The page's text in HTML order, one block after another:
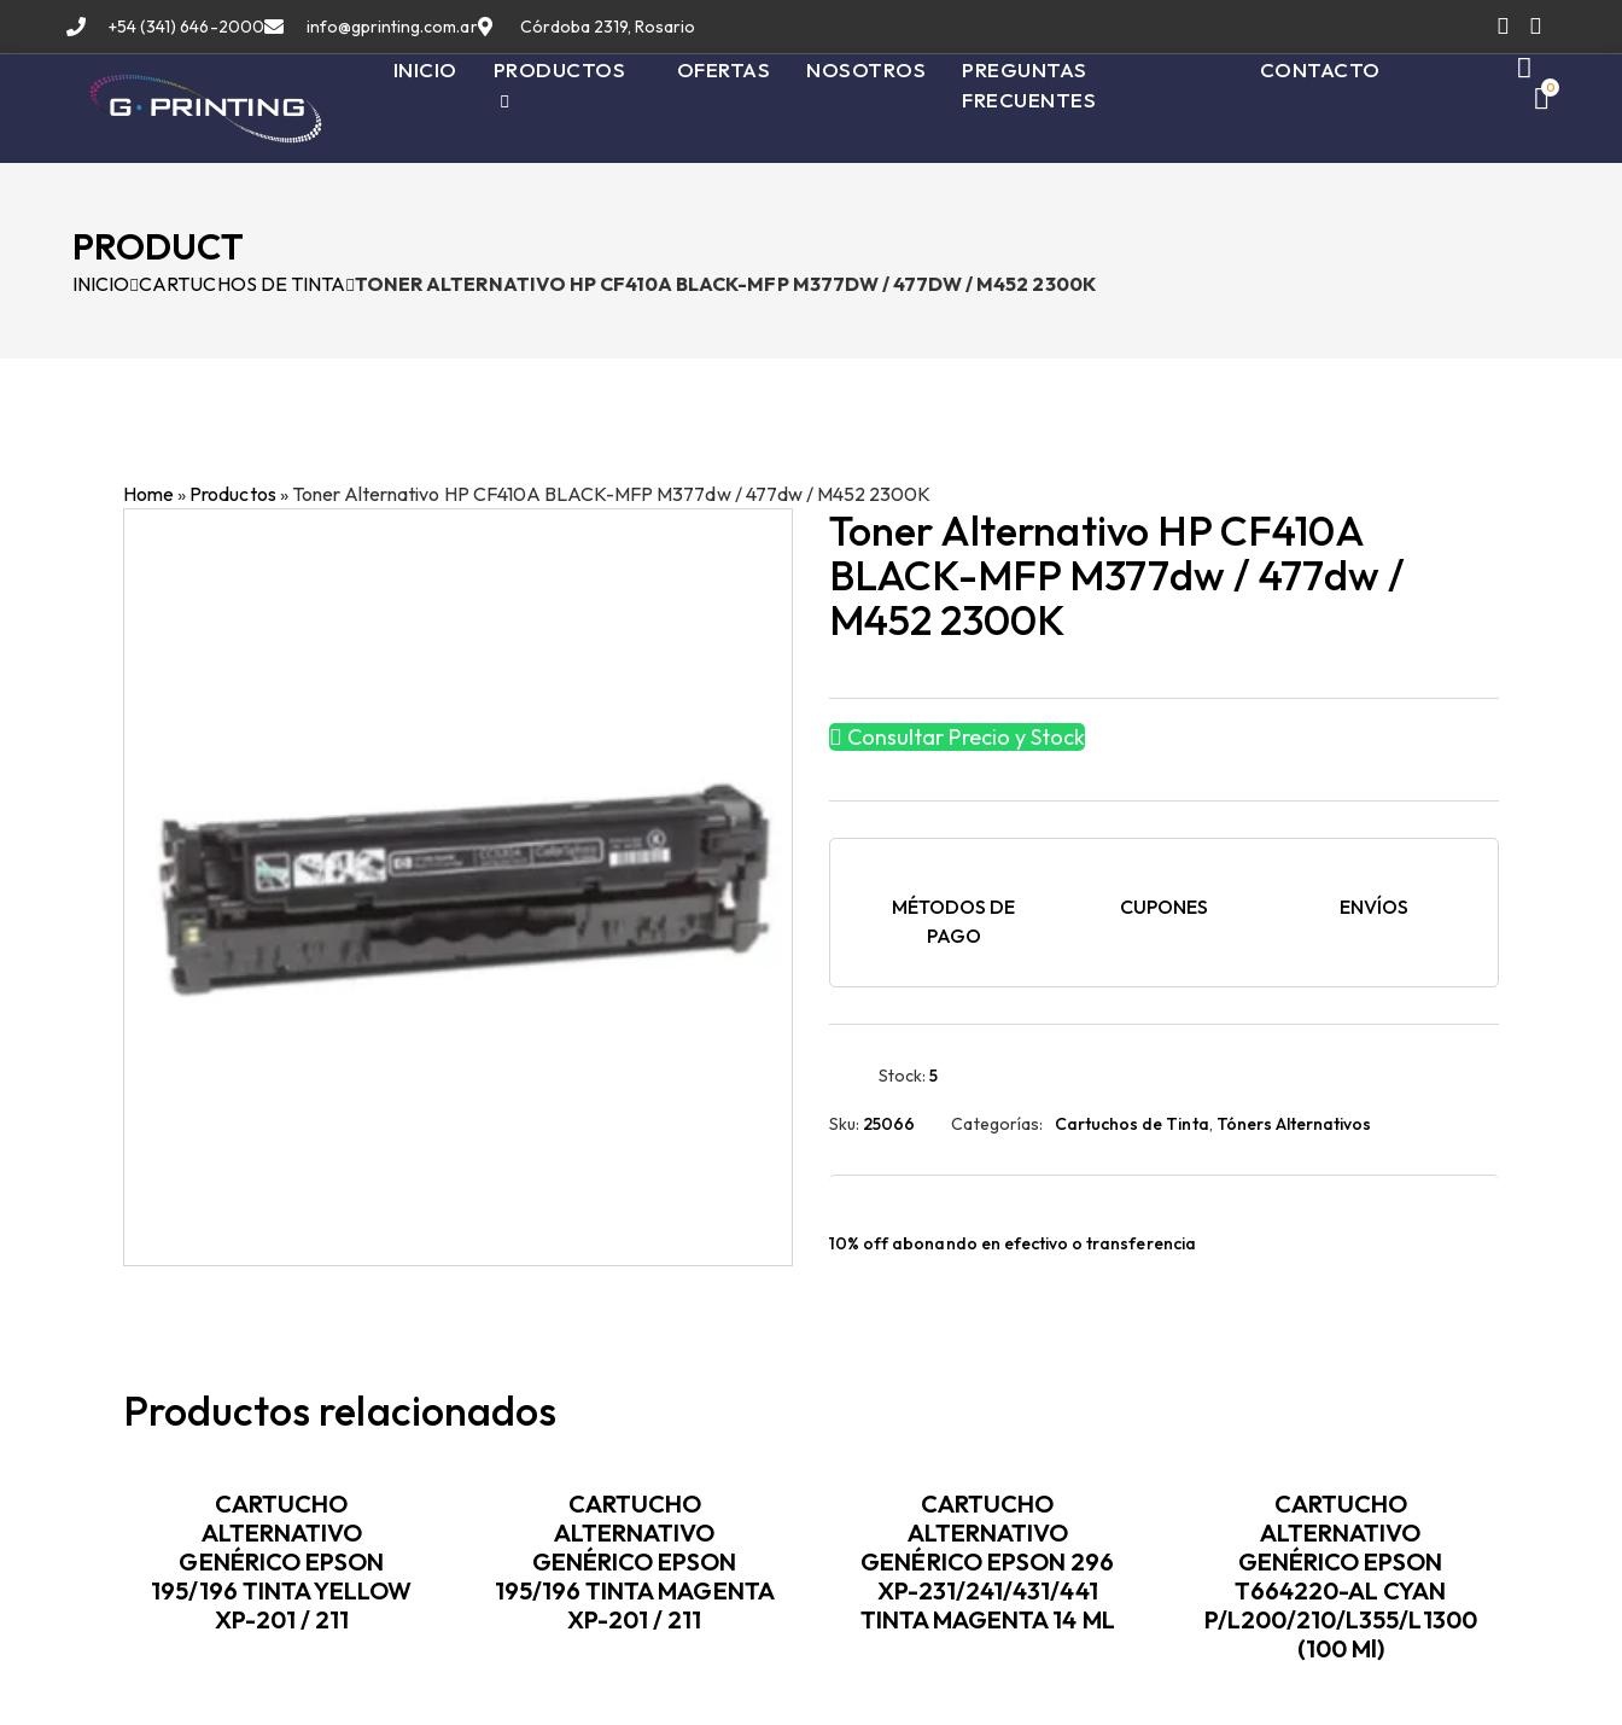
+54 (341) 646-2000 info@gprinting.com.ar Córdoba 2319, Rosario
INICIO PRODUCTOS OFERTAS NOSOTROS
PREGUNTAS
FRECUENTES
CONTACTO
0
PRODUCT
INICIO CARTUCHOS DE TINTA TONER ALTERNATIVO HP CF410A BLACK-MFP M377DW / 477DW / M452 2300K
Home» Productos» Toner Alternativo HP CF410A BLACK-MFP M377dw / 477dw / M452 2300K
Toner Alternativo HP CF410A
BLACK-MFP M377dw / 477dw /
M452 2300K
Consultar Precio y Stock
MÉTODOS DE
PAGO
CUPONES ENVÍOS
Stock:5
Sku: 25066 Categorías: Cartuchos de Tinta, Tóners Alternativos
10% off abonando en efectivo o transferencia
Productos relacionados
CARTUCHO
ALTERNATIVO
GENÉRICO EPSON
195/196 TINTA YELLOW
XP-201 / 211
CARTUCHO
ALTERNATIVO
GENÉRICO EPSON
195/196 TINTA MAGENTA
XP-201 / 211
CARTUCHO
ALTERNATIVO
GENÉRICO EPSON 296
XP-231/241/431/441
TINTA MAGENTA 14 ML
CARTUCHO
ALTERNATIVO
GENÉRICO EPSON
T664220-AL CYAN
P/L200/210/L355/L1300
(100 Ml)